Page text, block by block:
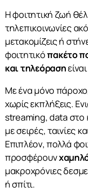
Η φοιτητική ζωή
τηλεπικοινωνίες
μετακομίζεις ή
φοιτητικόπακέτο
και τηλεόραση
Με ένα μόνο
χωρίς εκπλήξεις.
streaming, data στο
με σειρές, ταινίες
Επιπλέον, πολλά
προσφέρουν
μακροχρόνιες
ή σπίτι.